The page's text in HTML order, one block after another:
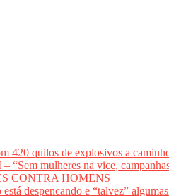
quilos de explosivos a
mulheres na vice,
CONTRA HOMENS
despencando e “talvez”